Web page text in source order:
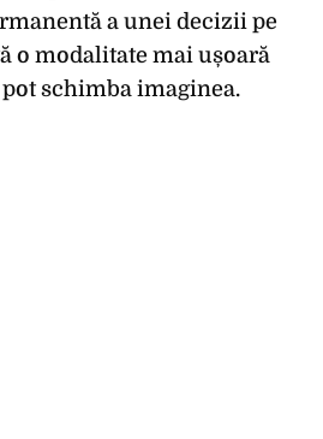
a unei decizii pe
o modalitate mai ușoară
schimba imaginea.